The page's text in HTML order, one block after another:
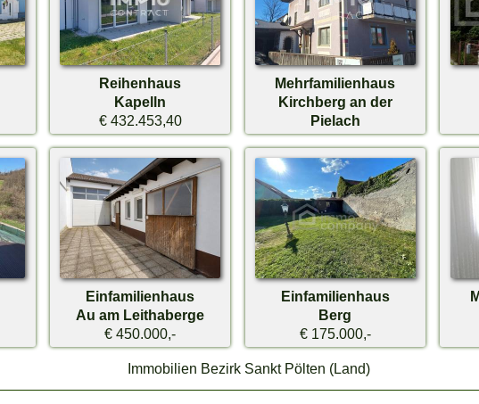
Reihenhaus
Kapelln
€ 432.453,40
Mehrfamilienhaus
Kirchberg an der
Pielach
€ 269.000,-
Einfamilienhaus
Au am Leithaberge
€ 450.000,-
Einfamilienhaus
Berg
€ 175.000,-
Immobilien Bezirk Sankt Pölten (Land)